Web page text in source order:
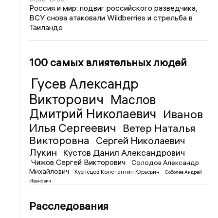
Россия и мир: подвиг российского разведчика,
ВСУ снова атаковали Wildberries и стрельба в
Таиланде
100 самых влиятельных людей
Гусев Александр
Викторович Маслов
Дмитрий Николаевич Иванов
Илья Сергеевич
Ветер Наталья
Викторовна
Сергей Николаевич
Лукин
Кустов Данил Александрович
Чижов Сергей Викторович
Солодов Александр
Михайлович
Кузнецов Константин Юрьевич
Соболев Андрей
Иванович
Расследования